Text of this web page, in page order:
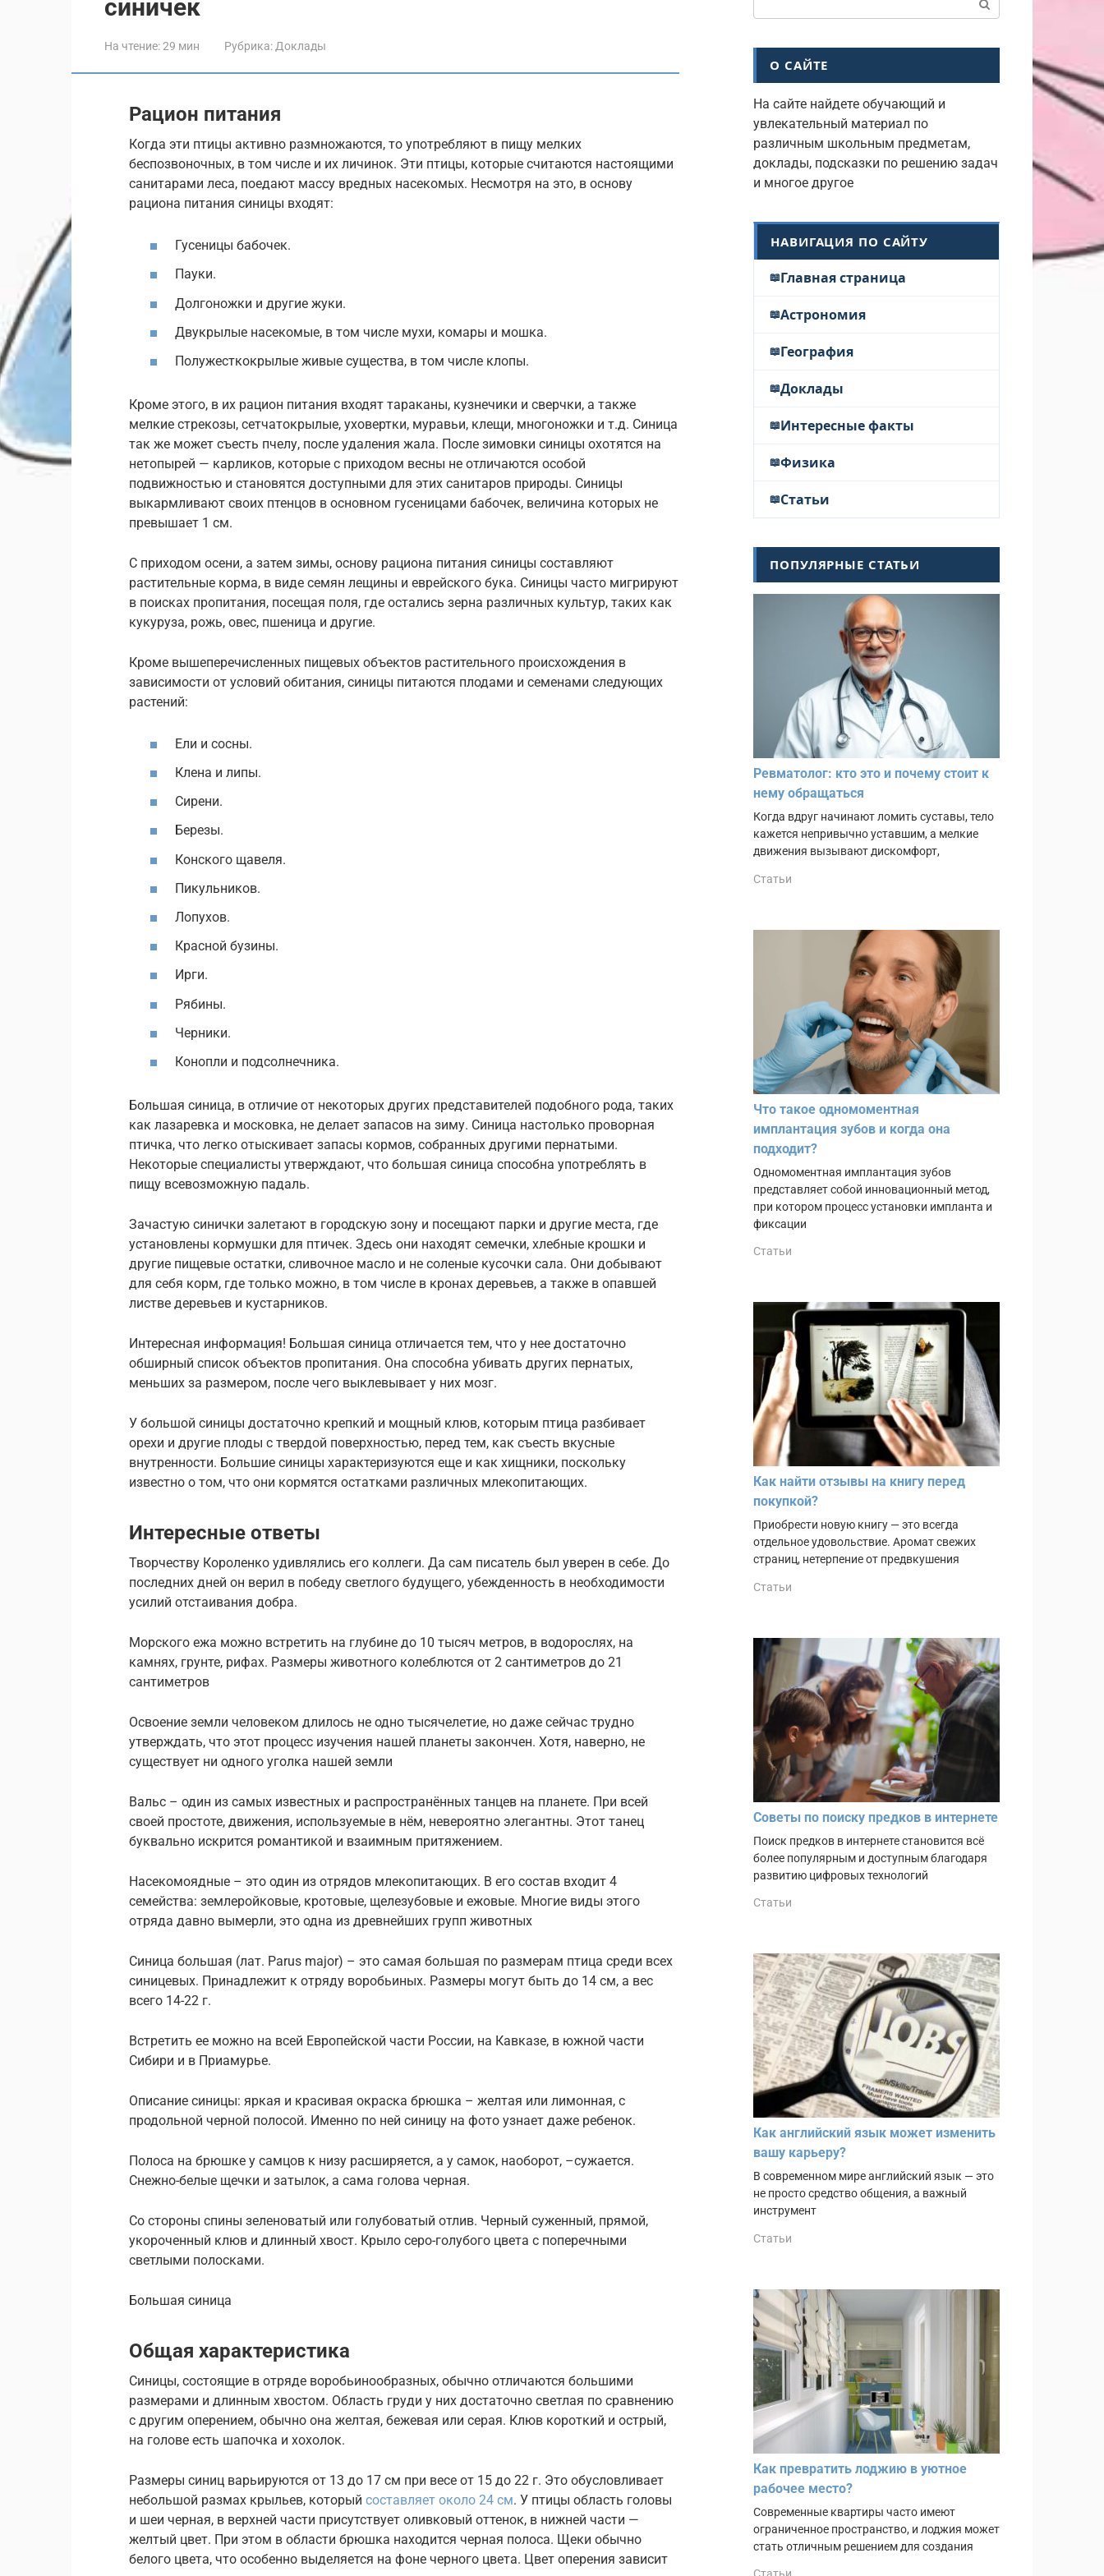
синичек
На чтение:29 мин Рубрика: Доклады
Рацион питания
Когда эти птицы активно размножаются, то употребляют в пищу мелких
беспозвоночных, в том числе и их личинок. Эти птицы, которые считаются настоящими
санитарами леса, поедают массу вредных насекомых. Несмотря на это, в основу
рациона питания синицы входят:
Гусеницы бабочек.
Пауки.
Долгоножки и другие жуки.
Двукрылые насекомые, в том числе мухи, комары и мошка.
Полужесткокрылые живые существа, в том числе клопы.
Кроме этого, в их рацион питания входят тараканы, кузнечики и сверчки, а также
мелкие стрекозы, сетчатокрылые, уховертки, муравьи, клещи, многоножки и т.д. Синица
так же может съесть пчелу, после удаления жала. После зимовки синицы охотятся на
нетопырей — карликов, которые с приходом весны не отличаются особой
подвижностью и становятся доступными для этих санитаров природы. Синицы
выкармливают своих птенцов в основном гусеницами бабочек, величина которых не
превышает 1 см.
С приходом осени, а затем зимы, основу рациона питания синицы составляют
растительные корма, в виде семян лещины и еврейского бука. Синицы часто мигрируют
в поисках пропитания, посещая поля, где остались зерна различных культур, таких как
кукуруза, рожь, овес, пшеница и другие.
Кроме вышеперечисленных пищевых объектов растительного происхождения в
зависимости от условий обитания, синицы питаются плодами и семенами следующих
растений:
Ели и сосны.
Клена и липы.
Сирени.
Березы.
Конского щавеля.
Пикульников.
Лопухов.
Красной бузины.
Ирги.
Рябины.
Черники.
Конопли и подсолнечника.
Большая синица, в отличие от некоторых других представителей подобного рода, таких
как лазаревка и московка, не делает запасов на зиму. Синица настолько проворная
птичка, что легко отыскивает запасы кормов, собранных другими пернатыми.
Некоторые специалисты утверждают, что большая синица способна употреблять в
пищу всевозможную падаль.
Зачастую синички залетают в городскую зону и посещают парки и другие места, где
установлены кормушки для птичек. Здесь они находят семечки, хлебные крошки и
другие пищевые остатки, сливочное масло и не соленые кусочки сала. Они добывают
для себя корм, где только можно, в том числе в кронах деревьев, а также в опавшей
листве деревьев и кустарников.
Интересная информация! Большая синица отличается тем, что у нее достаточно
обширный список объектов пропитания. Она способна убивать других пернатых,
меньших за размером, после чего выклевывает у них мозг.
У большой синицы достаточно крепкий и мощный клюв, которым птица разбивает
орехи и другие плоды с твердой поверхностью, перед тем, как съесть вкусные
внутренности. Большие синицы характеризуются еще и как хищники, поскольку
известно о том, что они кормятся остатками различных млекопитающих.
Интересные ответы
Творчеству Короленко удивлялись его коллеги. Да сам писатель был уверен в себе. До
последних дней он верил в победу светлого будущего, убежденность в необходимости
усилий отстаивания добра.
Морского ежа можно встретить на глубине до 10 тысяч метров, в водорослях, на
камнях, грунте, рифах. Размеры животного колеблются от 2 сантиметров до 21
сантиметров
Освоение земли человеком длилось не одно тысячелетие, но даже сейчас трудно
утверждать, что этот процесс изучения нашей планеты закончен. Хотя, наверно, не
существует ни одного уголка нашей земли
Вальс – один из самых известных и распространённых танцев на планете. При всей
своей простоте, движения, используемые в нём, невероятно элегантны. Этот танец
буквально искрится романтикой и взаимным притяжением.
Насекомоядные – это один из отрядов млекопитающих. В его состав входит 4
семейства: землеройковые, кротовые, щелезубовые и ежовые. Многие виды этого
отряда давно вымерли, это одна из древнейших групп животных
Синица большая (лат. Parus major) – это самая большая по размерам птица среди всех
синицевых. Принадлежит к отряду воробьиных. Размеры могут быть до 14 см, а вес
всего 14-22 г.
Встретить ее можно на всей Европейской части России, на Кавказе, в южной части
Сибири и в Приамурье.
Описание синицы: яркая и красивая окраска брюшка – желтая или лимонная, с
продольной черной полосой. Именно по ней синицу на фото узнает даже ребенок.
Полоса на брюшке у самцов к низу расширяется, а у самок, наоборот, –сужается.
Снежно-белые щечки и затылок, а сама голова черная.
Со стороны спины зеленоватый или голубоватый отлив. Черный суженный, прямой,
укороченный клюв и длинный хвост. Крыло серо-голубого цвета с поперечными
светлыми полосками.
Большая синица
Общая характеристика
Синицы, состоящие в отряде воробьинообразных, обычно отличаются большими
размерами и длинным хвостом. Область груди у них достаточно светлая по сравнению
с другим оперением, обычно она желтая, бежевая или серая. Клюв короткий и острый,
на голове есть шапочка и хохолок.
Размеры синиц варьируются от 13 до 17 см при весе от 15 до 22 г. Это обусловливает
небольшой размах крыльев, который составляет около 24 см. У птицы область головы
и шеи черная, в верхней части присутствует оливковый оттенок, в нижней части —
желтый цвет. При этом в области брюшка находится черная полоса. Щеки обычно
белого цвета, что особенно выделяется на фоне черного цвета. Цвет оперения зависит
О САЙТЕ
На сайте найдете обучающий и
увлекательный материал по
различным школьным предметам,
доклады, подсказки по решению задач
и многое другое
НАВИГАЦИЯ ПО САЙТУ
Главная страница
Астрономия
География
Доклады
Интересные факты
Физика
Статьи
ПОПУЛЯРНЫЕ СТАТЬИ
Ревматолог: кто это и почему стоит к
нему обращаться
Когда вдруг начинают ломить суставы, тело
кажется непривычно уставшим, а мелкие
движения вызывают дискомфорт,
Статьи
Что такое одномоментная
имплантация зубов и когда она
подходит?
Одномоментная имплантация зубов
представляет собой инновационный метод,
при котором процесс установки импланта и
фиксации
Статьи
Как найти отзывы на книгу перед
покупкой?
Приобрести новую книгу — это всегда
отдельное удовольствие. Аромат свежих
страниц, нетерпение от предвкушения
Статьи
Советы по поиску предков в интернете
Поиск предков в интернете становится всё
более популярным и доступным благодаря
развитию цифровых технологий
Статьи
Как английский язык может изменить
вашу карьеру?
В современном мире английский язык — это
не просто средство общения, а важный
инструмент
Статьи
Как превратить лоджию в уютное
рабочее место?
Современные квартиры часто имеют
ограниченное пространство, и лоджия может
стать отличным решением для создания